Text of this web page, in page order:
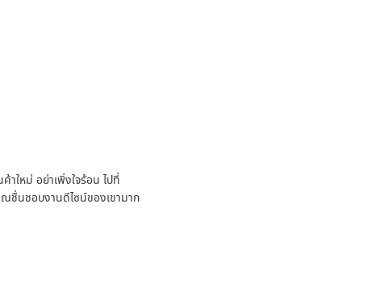
ใหม่ อย่าเพิ่งใจร้อน ไปที่
ชื่นชอบงานดีไซน์ของเขามาก